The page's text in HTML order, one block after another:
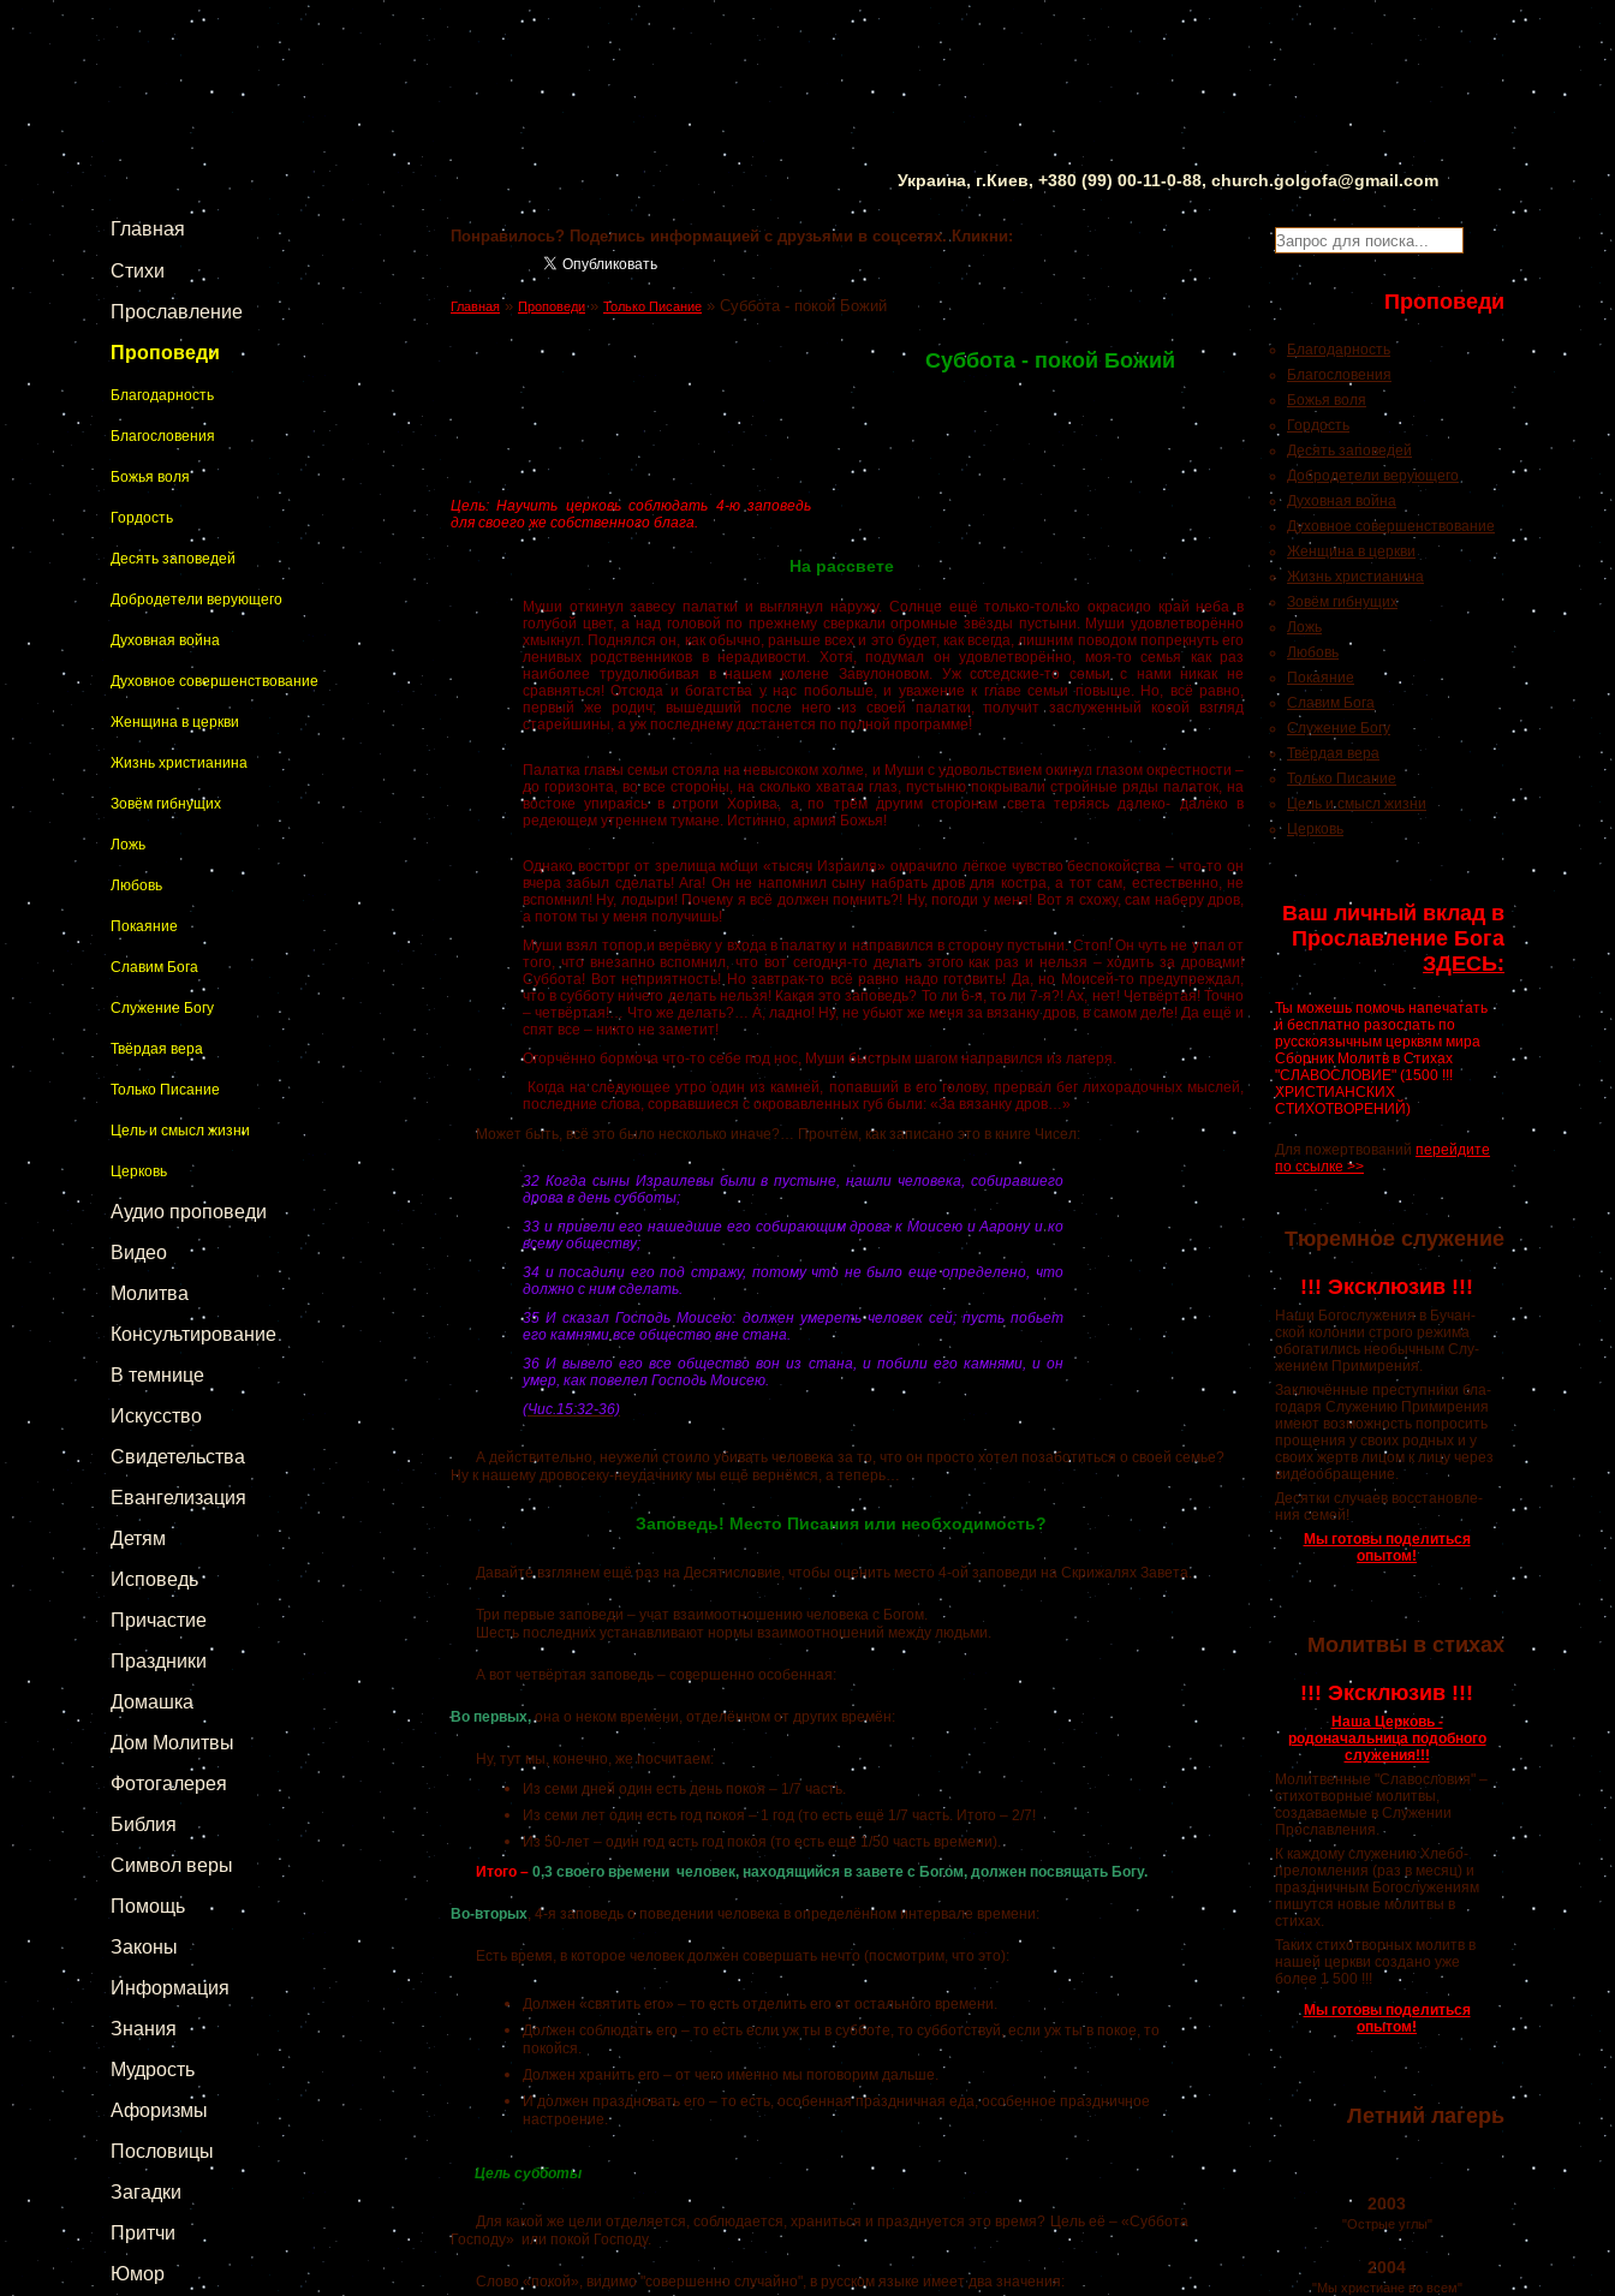
Украина, г.Киев, +380 (99) 00-11-0-88, church.golgofa@gmail.com
Главная
Стихи
Прославление
Проповеди
Благодарность
Благословения
Божья воля
Гордость
Десять заповедей
Добродетели верующего
Духовная война
Духовное совершенствование
Женщина в церкви
Жизнь христианина
Зовём гибнущих
Ложь
Любовь
Покаяние
Славим Бога
Служение Богу
Твёрдая вера
Только Писание
Цель и смысл жизни
Церковь
Аудио проповеди
Видео
Молитва
Консультирование
В темнице
Искусство
Свидетельства
Евангелизация
Детям
Исповедь
Причастие
Праздники
Домашка
Дом Молитвы
Фотогалерея
Библия
Символ веры
Помощь
Законы
Информация
Знания
Мудрость
Афоризмы
Пословицы
Загадки
Притчи
Юмор
Понравилось? Поделись информацией с друзьями в соцсетях. Кликни:
Главная » Проповеди» Только Писание » Суббота - покой Божий
Суббота - покой Божий
Цель: Научить церковь соблюдать 4-ю заповедь
для своего же собственного блага.
На рассвете
Муши откинул завесу палатки и выглянул наружу. Солнце ещё только-только окрасило край неба в
голубой цвет, а над головой по прежнему сверкали огромные звёзды пустыни. Муши удовлетворённо
хмыкнул. Поднялся он, как обычно, раньше всех и это будет, как всегда, лишним поводом попрекнуть его
ленивых родственников в нерадивости. Хотя, подумал он удовлетворённо, моя-то семья как раз
наиболее трудолюбивая в нашем колене Завулоновом. Уж соседские-то семьи с нами никак не
сравняться! Отсюда и богатства у нас побольше, и уважение к главе семьи повыше. Но, всё равно,
первый же родич, вышедший после него из своей палатки, получит заслуженный косой взгляд
старейшины, а уж последнему достанется по полной программе!
Палатка главы семьи стояла на невысоком холме, и Муши с удовольствием окинул глазом окрестности –
до горизонта, во все стороны, на сколько хватал глаз, пустыню покрывали стройные ряды палаток, на
востоке упираясь в отроги Хорива, а по трём другим сторонам света теряясь далеко- далеко в
редеющем утреннем тумане. Истинно, армия Божья!
Однако восторг от зрелища мощи «тысяч Израиля» омрачило лёгкое чувство беспокойства – что-то он
вчера забыл сделать! Ага! Он не напомнил сыну набрать дров для костра, а тот сам, естественно, не
вспомнил! Ну, лодыри! Почему я всё должен помнить?! Ну, погоди у меня! Вот я схожу, сам наберу дров,
а потом ты у меня получишь!
Муши взял топор и верёвку у входа в палатку и направился в сторону пустыни. Стоп! Он чуть не упал от
того, что внезапно вспомнил, что вот сегодня-то делать этого как раз и нельзя – ходить за дровами!
Суббота! Вот неприятность! Но завтрак-то всё равно надо готовить! Да, но Моисей-то предупреждал,
что в субботу ничего делать нельзя! Какая это заповедь? То ли 6-я, то ли 7-я?! Ах, нет! Четвёртая! Точно
– четвёртая!… Что же делать?… А, ладно! Ну, не убьют же меня за вязанку дров, в самом деле! Да ещё и
спят все – никто не заметит!
Огорчённо бормоча что-то себе под нос, Муши быстрым шагом направился из лагеря.
Когда на следующее утро один из камней, попавший в его голову, прервал бег лихорадочных мыслей,
последние слова, сорвавшиеся с окровавленных губ были: «За вязанку дров…»
Может быть, всё это было несколько иначе?… Прочтём, как записано это в книге Чисел:
32 Когда сыны Израилевы были в пустыне, нашли человека, собиравшего
дрова в день субботы;
33 и привели его нашедшие его собирающим дрова к Моисею и Аарону и ко
всему обществу;
34 и посадили его под стражу, потому что не было еще определено, что
должно с ним сделать.
35 И сказал Господь Моисею: должен умереть человек сей; пусть побьет
его камнями все общество вне стана.
36 И вывело его все общество вон из стана, и побили его камнями, и он
умер, как повелел Господь Моисею.
(Чис.15:32-36)
А действительно, неужели стоило убивать человека за то, что он просто хотел позаботиться о своей семье?
Ну к нашему дровосеку-неудачнику мы ещё вернёмся, а теперь…
Заповедь! Место Писания или необходимость?
Давайте взглянем ещё раз на Десятисловие, чтобы оценить место 4-ой заповеди на Скрижалях Завета.
Три первые заповеди – учат взаимоотношению человека с Богом.
Шесть последних устанавливают нормы взаимоотношений между людьми.
А вот четвёртая заповедь – совершенно особенная:
Во первых,она о неком времени, отделённом от других времён:
Ну, тут мы, конечно, же посчитаем:
Из семи дней один есть день покоя – 1/7 часть.
Из семи лет один есть год покоя – 1 год (то есть ещё 1/7 часть. Итого – 2/7!
Из 50-лет – один год есть год покоя (то есть ещё 1/50 часть времени).
Итого – 0,3 своего времени человек, находящийся в завете с Богом, должен посвящать Богу.
Во-вторых, 4-я заповедь о поведении человека в определённом интервале времени:
Есть время, в которое человек должен совершать нечто (посмотрим, что это):
Должен «святить его» – то есть отделить его от остального времени.
Должен соблюдать его – то есть если уж ты в субботе, то субботствуй, если уж ты в покое, то
покойся.
Должен хранить его – от чего именно мы поговорим дальше.
И должен праздновать его – то есть, особенная праздничная еда, особенное праздничное
настроение.
Цель субботы
Для какой же цели отделяется, соблюдается, храниться и празднуется это время? Цель её – «Суббота
Господу» или покой Господу.
Слово «покой», видимо "совершенно случайно", в русском языке имеет два значения:
Проповеди
Благодарность
Благословения
Божья воля
Гордость
Десять заповедей
Добродетели верующего
Духовная война
Духовное совершенствование
Женщина в церкви
Жизнь христианина
Зовём гибнущих
Ложь
Любовь
Покаяние
Славим Бога
Служение Богу
Твёрдая вера
Только Писание
Цель и смысл жизни
Церковь
Ваш личный вклад в
Прославление Бога
ЗДЕСЬ:
Ты можешь помочь напечатать
и бесплатно разослать по
русскоязычным церквям мира
Сборник Молитв в Стихах
"СЛАВОСЛОВИЕ" (1500 !!!
ХРИСТИАНСКИХ
СТИХОТВОРЕНИЙ)
Для пожертвований перейдите
по ссылке >>
Тюремное служение
!!! Эксклюзив !!!
Наши Богослужения в Бучан-
ской колонии строго режима
обогатились необычным Слу-
жением Примирения.
Заключённые преступники бла-
годаря Служению Примирения
имеют возможность попросить
прощения у своих родных и у
своих жертв лицом к лицу через
видеообращение.
Десятки случаев восстановле-
ния семей!
Мы готовы поделиться
опытом!
Молитвы в стихах
!!! Эксклюзив !!!
Наша Церковь -
родоначальница подобного
служения!!!
Молитвенные "Славословия" –
стихотворные молитвы,
создаваемые в Служении
Прославления.
К каждому служению Хлебо-
преломления (раз в месяц) и
праздничным Богослужениям
пишутся новые молитвы в
стихах.
Таких стихотворных молитв в
нашей церкви создано уже
более 1 500 !!!
Мы готовы поделиться
опытом!
Летний лагерь
2003
"Острые углы"
2004
"Мы христиане во всем"